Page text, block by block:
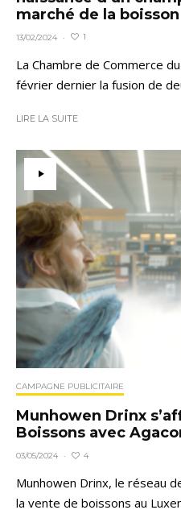
marché de la boisson
13/02/2024 · 1
La Chambre de Commerce
février dernier la fusion de
LIRE LA SUITE
CAMPAGNE PUBLICITAIRE
Munhowen Drinx
Boissons avec
03/05/2024 · 4
Munhowen Drinx, le réseau
la vente de boissons au